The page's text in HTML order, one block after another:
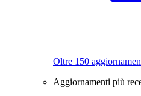
Oltre 150
Aggiornamenti più